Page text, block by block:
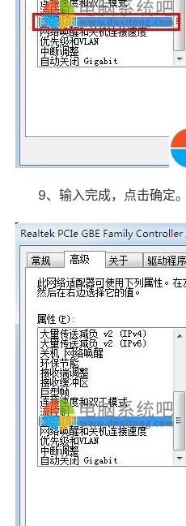
9、输入完成，点击确定。